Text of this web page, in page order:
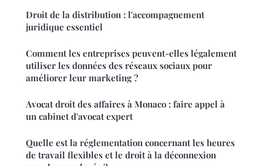
Droit de la distribution : l'accompagnement
juridique essentiel
Comment les entreprises peuvent-elles légalement
utiliser les données des réseaux sociaux pour
améliorer leur marketing ?
Avocat droit des affaires à Monaco : faire appel à
un cabinet d'avocat expert
Quelle est la réglementation concernant les heures
de travail flexibles et le droit à la déconnexion